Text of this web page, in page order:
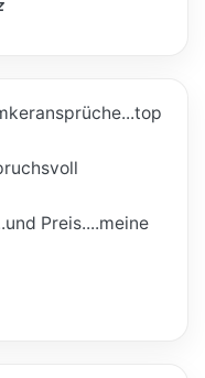
Preis....meine